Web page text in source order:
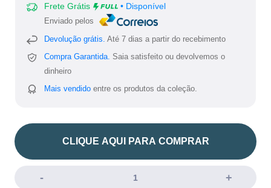
Frete Grátis • Disponível
Enviado pelos
Devolução grátis. Até 7 dias a partir do recebimento
Compra Garantida. Saia satisfeito ou devolvemos o
dinheiro
Mais vendido entre os produtos da coleção.
CLIQUE AQUI PARA COMPRAR